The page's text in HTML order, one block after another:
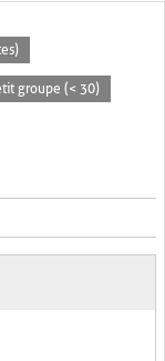
groupe (< 30)